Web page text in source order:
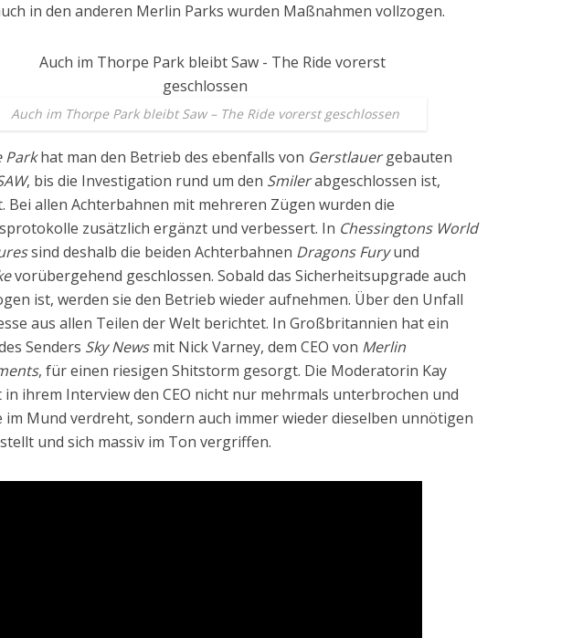
in den anderen Merlin Parks wurden Maßnahmen vollzogen.
Auch im Thorpe Park bleibt Saw – The Ride vorerst geschlossen
Parkhat man den Betrieb des ebenfalls von Gerstlauergebauten
, bis die Investigation rund um den Smilerabgeschlossen ist,
Bei allen Achterbahnen mit mehreren Zügen wurden die
zusätzlich ergänzt und verbessert. In Chessingtons World
sind deshalb die beiden Achterbahnen Dragons Furyund
vorübergehend geschlossen. Sobald das Sicherheitsupgrade auch
ist, werden sie den Betrieb wieder aufnehmen. Über den Unfall
aus allen Teilen der Welt berichtet. In Großbritannien hat ein
Senders Sky Newsmit Nick Varney, dem CEO von Merlin
, für einen riesigen Shitstorm gesorgt. Die Moderatorin Kay
in ihrem Interview den CEO nicht nur mehrmals unterbrochen und
im Mund verdreht, sondern auch immer wieder dieselben unnötigen
und sich massiv im Ton vergriffen.